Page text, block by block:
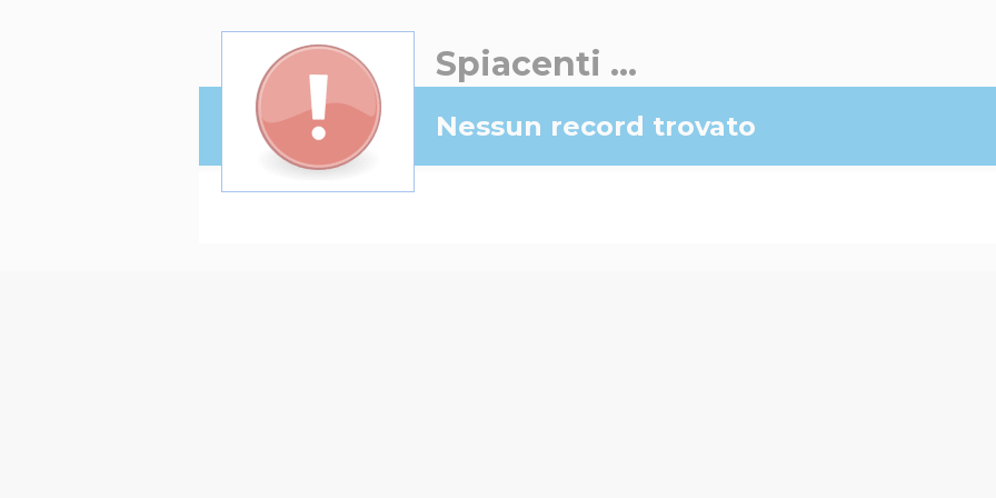
Spiacenti ...
Nessun record trovato